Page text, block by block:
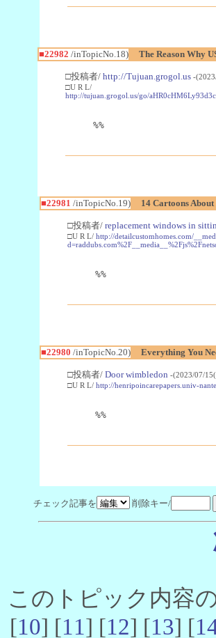
■22982 /inTopicNo.18) The Reason Why
□投稿者/ http://Tujuan.grogol.us -
□U R L/
http://tujuan.grogol.us/go/
%%
■22981 /inTopicNo.19) 14 Cartoons
□投稿者/ replacement windows in
□U R L/ http://detailcustomhomes.com/
%%
■22980 /inTopicNo.20) Everything You
□投稿者/ Door wimbledon -(2023/07/
□U R L/ http://henripoincarepapers.univ-
%%
チェック記事を 削除キー/
このトピック内容
[10] [11] [12] [13] [